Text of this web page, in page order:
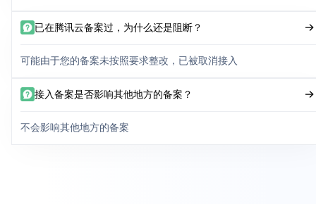
已在腾讯云备案过，为什么还是阻断？
可能由于您的备案未按照要求整改，已被取消接入
接入备案是否影响其他地方的备案？
不会影响其他地方的备案